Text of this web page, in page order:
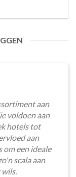
aan
voldoen aan
hotels tot
aan
een ideale
scala aan